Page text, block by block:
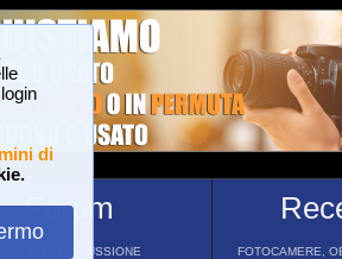
di
Forum
FORUM DI DISCUSSIONE FOTOCAMERE,